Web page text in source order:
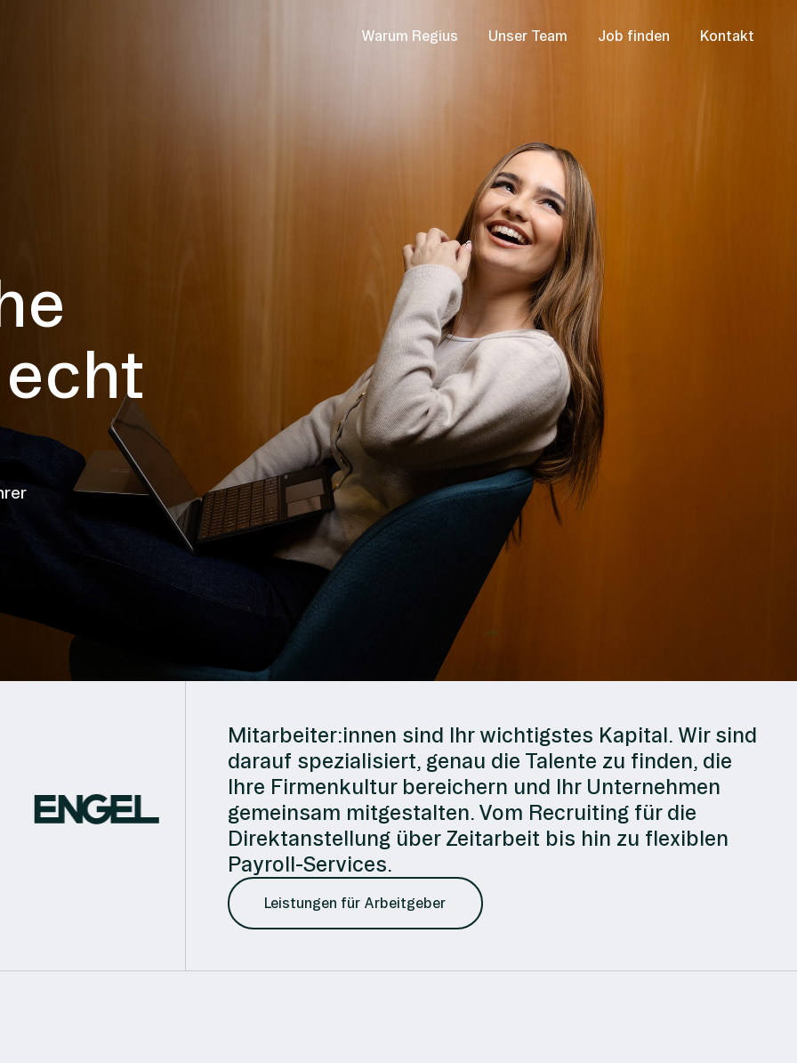
Warum Regius Unser Team Job finden Kontakt
Mitarbeiter:innen sind Ihr wichtigstes Kapital. Wir sind
darauf spezialisiert, genau die Talente zu finden, die
Ihre Firmenkultur bereichern und Ihr Unternehmen
gemeinsam mitgestalten. Vom Recruiting für die
Direktanstellung über Zeitarbeit bis hin zu flexiblen
Payroll-Services.
Leistungen für Arbeitgeber